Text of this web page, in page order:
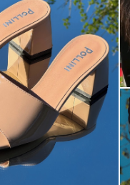
sandals are now on